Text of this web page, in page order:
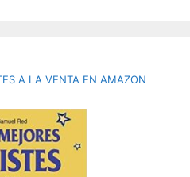
A LA VENTA EN AMAZON